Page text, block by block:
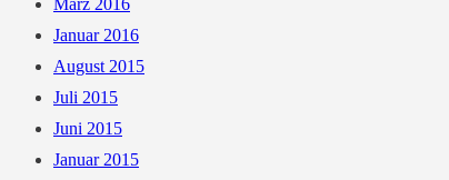
März 2016
Januar 2016
August 2015
Juli 2015
Juni 2015
Januar 2015